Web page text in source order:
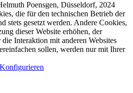
Poensgen, Düsseldorf, 2024
die für den technischen Betrieb der
stets gesetzt werden. Andere Cookies,
dieser Website erhöhen, der
Interaktion mit anderen Websites
sollen, werden nur mit Ihrer
Konfigurieren